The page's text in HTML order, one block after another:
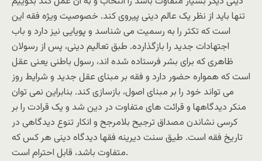
تنها بايد از نظر يک عالم دينی پيروی کند. خصوصيت ويژه فقه اين
است که تکثر را به رسميت می شناسد و پويايی نيز دارد و باب
اجتهادات جديد را بازگذارده. طبق تعاليم دينی، پس از رسولان
ظاهری که برای بشر فرستاده شده اند، رسول باطنی يعنی عقل
است که همواره حضور دارد و فقه بر مبنای عقل جديد و شرايط روز
می تواند خود را بر مبنای اصول، بازسازی کند. بنابراين نمی توان
منکر ديدگاهها و قرائت های متفاوت در دين شد و يک قرادت را بر
کرسی نشاندن مصداق ترجيح بلامرجح و انکار تنوع ديدگاهی در
تاريخ فقه است. طيق سنت ديرينه فقها ديدگاه دينی هر کس که
متفاوت باشد، قابل احترام است.